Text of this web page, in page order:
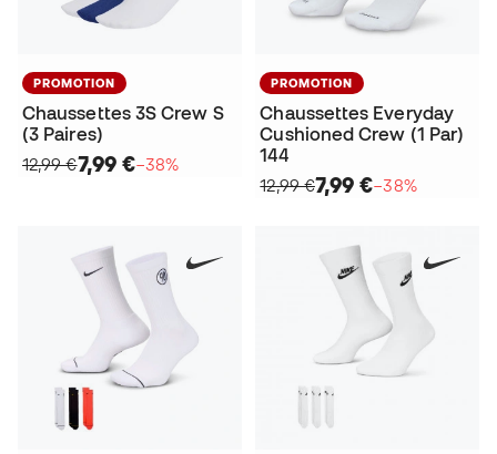
PROMOTION
Chaussettes 3S Crew S
(3 Paires)
12,99 €7,99 €−38%
PROMOTION
Chaussettes Everyday
Cushioned Crew (1 Par)
144
12,99 €7,99 €−38%